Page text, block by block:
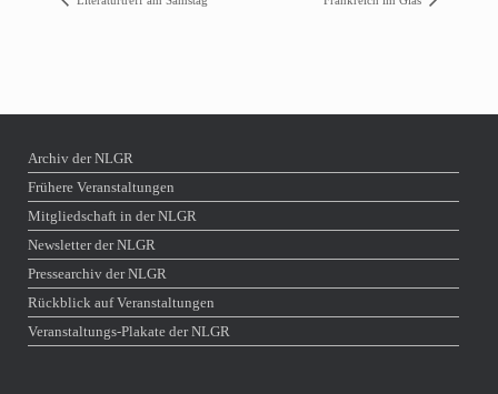
Archiv der NLGR
Frühere Veranstaltungen
Mitgliedschaft in der NLGR
Newsletter der NLGR
Pressearchiv der NLGR
Rückblick auf Veranstaltungen
Veranstaltungs-Plakate der NLGR